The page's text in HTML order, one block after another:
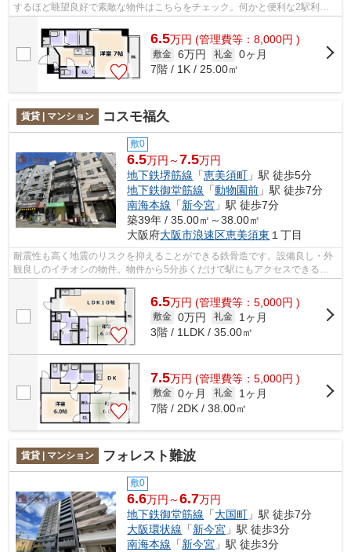
するほど眺望良好で素敵な物件はこちらをチェック。何かと便利な2駅利用
可能な物件。内装もきれいな一押しの築...
6.5万円 (管理費等：8,000円 )
敷金 6万円 礼金 0ヶ月
7階 / 1K / 25.00㎡
賃貸 | マンション コスモ福久
敷0
6.5万円～7.5万円
地下鉄堺筋線 「恵美須町 」駅 徒歩5分
地下鉄御堂筋線 「動物園前 」駅 徒歩7分
南海本線 「新今宮 」駅 徒歩7分
築39年 / 35.00㎡～38.00㎡
大阪府大阪市浪速区恵美須東 １丁目
耐震性も高く地震のリスクを抑えることができる鉄骨造です。設備良し・外
観良しのイチオシの物件。物件から5分歩くだけで駅にもアクセスできる。
6.5万円 (管理費等：5,000円 )
敷金 0万円 礼金
1ヶ月
3階 / 1LDK / 35.00㎡
7.5万円 (管理費等：5,000円 )
敷金 0ヶ月 礼金
1ヶ月
7階 / 2DK / 38.00㎡
賃貸 | マンション フォレスト難波
敷0
6.6万円～6.7万円
地下鉄御堂筋線 「大国町 」駅 徒歩7分
大阪環状線 「新今宮 」駅 徒歩3分
南海本線 「新今宮 」駅 徒歩3分